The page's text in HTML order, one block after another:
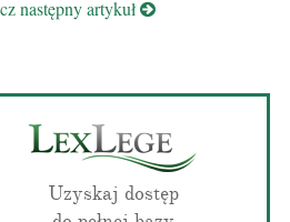
następny artykuł
Uzyskaj dostęp